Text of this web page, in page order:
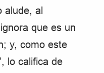
alude, al
que es un
y, como este
lo califica de